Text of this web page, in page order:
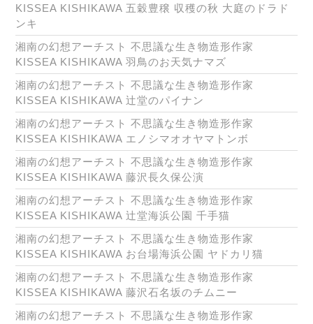
KISSEA KISHIKAWA 五穀豊穣 収穫の秋 大庭のドラド
ンキ
湘南の幻想アーチスト 不思議な生き物造形作家
KISSEA KISHIKAWA 羽鳥のお天気ナマズ
湘南の幻想アーチスト 不思議な生き物造形作家
KISSEA KISHIKAWA 辻堂のパイナン
湘南の幻想アーチスト 不思議な生き物造形作家
KISSEA KISHIKAWA エノシマオオヤマトンボ
湘南の幻想アーチスト 不思議な生き物造形作家
KISSEA KISHIKAWA 藤沢長久保公演
湘南の幻想アーチスト 不思議な生き物造形作家
KISSEA KISHIKAWA 辻堂海浜公園 千手猫
湘南の幻想アーチスト 不思議な生き物造形作家
KISSEA KISHIKAWA お台場海浜公園 ヤドカリ猫
湘南の幻想アーチスト 不思議な生き物造形作家
KISSEA KISHIKAWA 藤沢石名坂のチムニー
湘南の幻想アーチスト 不思議な生き物造形作家